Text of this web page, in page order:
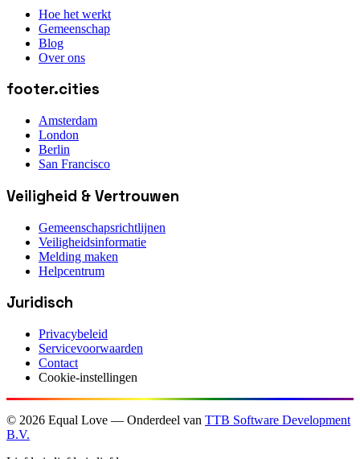
Hoe het werkt
Gemeenschap
Blog
Over ons
footer.cities
Amsterdam
London
Berlin
San Francisco
Veiligheid & Vertrouwen
Gemeenschapsrichtlijnen
Veiligheidsinformatie
Melding maken
Helpcentrum
Juridisch
Privacybeleid
Servicevoorwaarden
Contact
Cookie-instellingen
© 2026 Equal Love — Onderdeel van TTB Software Development
B.V.